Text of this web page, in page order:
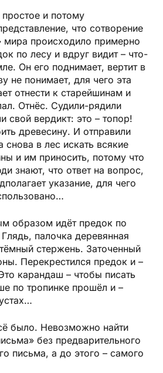
и потому
что сотворение
мира происходило примерно
по лесу и вдруг видит – что-
Он его поднимает, вертит в
не понимает, для чего эта
отнести к старейшинам и
Отнёс. Судили-рядили
свой вердикт: это – топор!
древесину. И отправили
снова в лес искать всякие
и им приносить, потому что
знают, что ответ на вопрос,
указание, для чего
образом идёт предок по
палочка деревянная
стержень. Заточенный
Перекрестился предок и –
карандаш – чтобы писать
по тропинке прошёл и –
было. Невозможно найти
без предварительного
письма, а до этого – самого